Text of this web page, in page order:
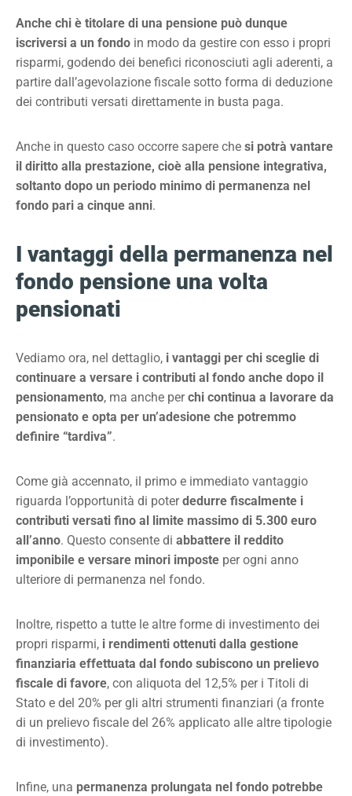
Anche chi è titolare di una pensione può dunque
iscriversi a un fondo in modo da gestire con esso i propri
risparmi, godendo dei benefici riconosciuti agli aderenti, a
partire dall’agevolazione fiscale sotto forma di deduzione
dei contributi versati direttamente in busta paga.
Anche in questo caso occorre sapere che si potrà vantare
il diritto alla prestazione, cioè alla pensione integrativa,
soltanto dopo un periodo minimo di permanenza nel
fondo pari a cinque anni.
I vantaggi della permanenza nel
fondo pensione una volta
pensionati
Vediamo ora, nel dettaglio, i vantaggi per chi sceglie di
continuare a versare i contributi al fondo anche dopo il
pensionamento, ma anche perchi continua a lavorare da
pensionato e opta per un’adesione che potremmo
definire “tardiva”.
Come già accennato, il primo e immediato vantaggio
riguarda l’opportunità di poterdedurre fiscalmente i
contributi versati fino al limite massimo di 5.300 euro
all’anno. Questo consente di abbattere il reddito
imponibile e versare minori imposte per ogni anno
ulteriore di permanenza nel fondo.
Inoltre, rispetto a tutte le altre forme di investimento dei
propri risparmi, i rendimenti ottenuti dalla gestione
finanziaria effettuata dal fondo subiscono un prelievo
fiscale di favore, con aliquota del 12,5% per i Titoli di
Stato e del 20% per gli altri strumenti finanziari (a fronte
di un prelievo fiscale del 26% applicato alle altre tipologie
di investimento).
Infine, una permanenza prolungata nel fondo potrebbe